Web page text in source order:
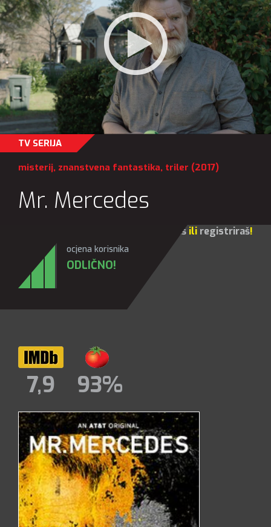
TV SERIJA
misterij, znanstvena fantastika, triler (2017)
Mr. Mercedes
prijaviš ili registriraš!
ocjena korisnika
ODLIČNO!
7,9 93%